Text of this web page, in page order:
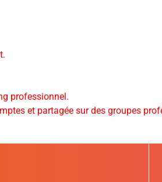
professionnel.
et partagée sur des groupes